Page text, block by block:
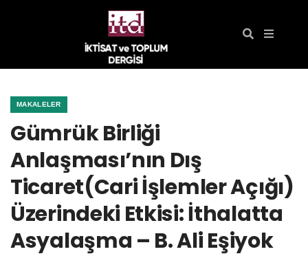
MAKALELER
Gümrük Birliği
Anlaşması’nın Dış
Ticaret(Cari İşlemler Açığı)
Üzerindeki Etkisi: İthalatta
Asyalaşma – B. Ali Eşiyok